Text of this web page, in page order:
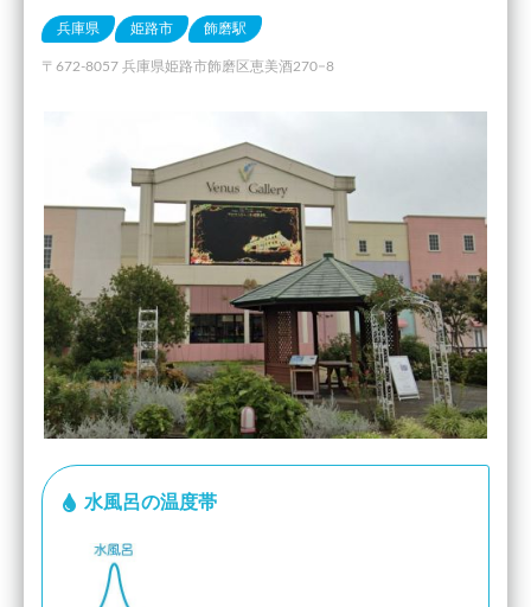
兵庫県 姫路市 飾磨駅
〒672-8057 兵庫県姫路市飾磨区恵美酒270−8
水風呂の温度帯